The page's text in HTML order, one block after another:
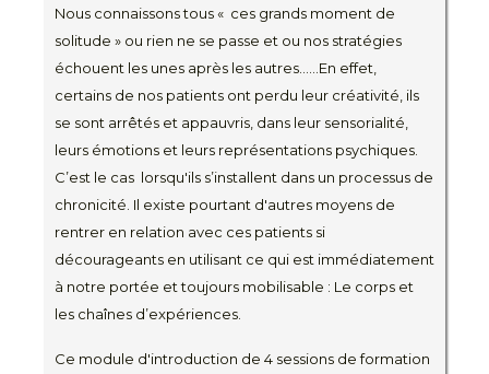
Nous connaissons tous « ces grands moment de
solitude » ou rien ne se passe et ou nos stratégies
échouent les unes après les autres......En effet,
certains de nos patients ont perdu leur créativité, ils
se sont arrêtés et appauvris, dans leur sensorialité,
leurs émotions et leurs représentations psychiques.
C’est le cas lorsqu'ils s’installent dans un processus de
chronicité. Il existe pourtant d'autres moyens de
rentrer en relation avec ces patients si
décourageants en utilisant ce qui est immédiatement
à notre portée et toujours mobilisable : Le corps et
les chaînes d’expériences.
Ce module d'introduction de 4 sessions de formation